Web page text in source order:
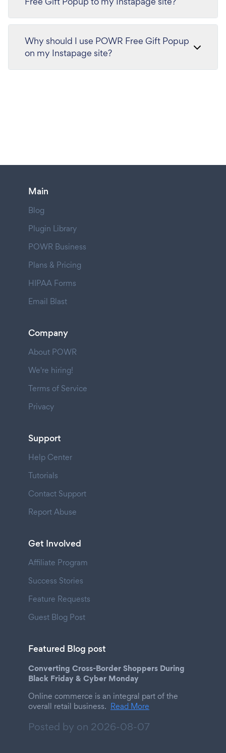
Why should I use POWR Free Gift Popup
on my Instapage site?
Main
Blog
Plugin Library
POWR Business
Plans & Pricing
HIPAA Forms
Email Blast
Company
About POWR
We're hiring!
Terms of Service
Privacy
Support
Help Center
Tutorials
Contact Support
Report Abuse
Get Involved
Affiliate Program
Success Stories
Feature Requests
Guest Blog Post
Featured Blog post
Converting Cross-Border Shoppers During
Black Friday & Cyber Monday
Online commerce is an integral part of the
overall retail business. Read More
Posted by on 2026-08-07